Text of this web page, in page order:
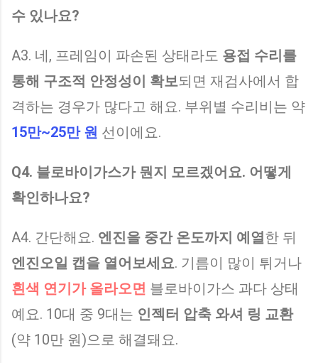
수 있나요?
A3. 네, 프레임이 파손된 상태라도 용접 수리를
통해 구조적 안정성이 확보되면 재검사에서 합
격하는 경우가 많다고 해요. 부위별 수리비는 약
15만~25만 원 선이에요.
Q4. 블로바이가스가 뭔지 모르겠어요. 어떻게
확인하나요?
A4. 간단해요. 엔진을 중간 온도까지 예열한 뒤
엔진오일 캡을 열어보세요. 기름이 많이 튀거나
흰색 연기가 올라오면 블로바이가스 과다 상태
예요. 10대 중 9대는 인젝터 압축 와셔 링 교환
(약 10만 원)으로 해결돼요.